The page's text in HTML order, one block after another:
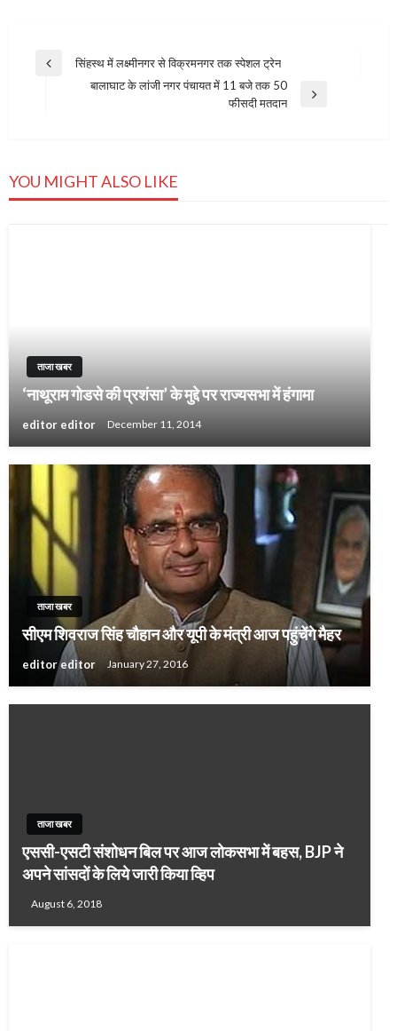
Post
navigation
Previous
सिंहस्थ में लक्ष्मीनगर से विक्रमनगर तक स्पेशल ट्रेन
बालाघाट के लांजी नगर पंचायत में 11 बजे तक 50
फीसदी मतदान
YOU MIGHT ALSO LIKE
ताजा खबर
‘नाथूराम गोडसे की प्रशंसा’ के मुद्दे पर राज्यसभा में हंगामा
editor editor December 11, 2014
ताजा खबर
सीएम शिवराज सिंह चौहान और यूपी के मंत्री आज पहुंचेंगे मैहर
editor editor January 27, 2016
ताजा खबर
एससी-एसटी संशोधन बिल पर आज लोकसभा में बहस, BJP ने
अपने सांसदों के लिये जारी किया व्हिप
August 6, 2018